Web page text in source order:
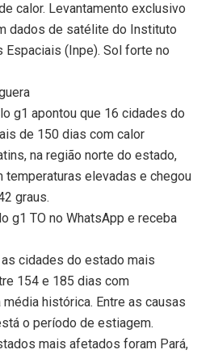
calor. Levantamento exclusivo
dados de satélite do Instituto
Espaciais (Inpe). Sol forte no
g1 apontou que 16 cidades do
de 150 dias com calor
na região norte do estado,
elevadas e chegou
graus.
g1 TO no WhatsApp e receba
cidades do estado mais
154 e 185 dias com
histórica. Entre as causas
o período de estiagem.
mais afetados foram Pará,